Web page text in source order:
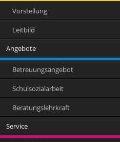
Vorstellung
Leitbild
Angebote
Betreuungsangebot
Schulsozialarbeit
Beratungslehrkraft
Service